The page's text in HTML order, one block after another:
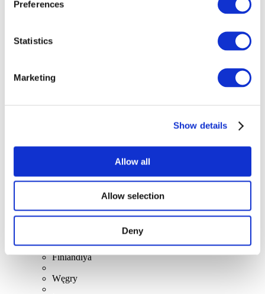
Preferences
Statistics
Marketing
Show details
Allow all
Allow selection
Deny
Uygula
Tüm ülkeler
Czechy
Finlandiya
Węgry